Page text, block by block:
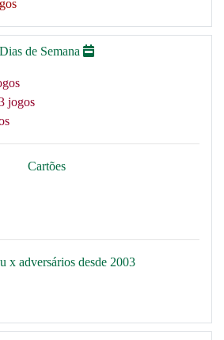
Dias de Semana
jogos
Cartões
x adversários desde 2003